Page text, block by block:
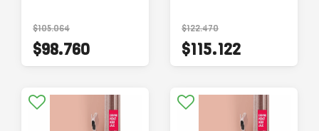
$105.064
$98.760
$122.470
$115.122